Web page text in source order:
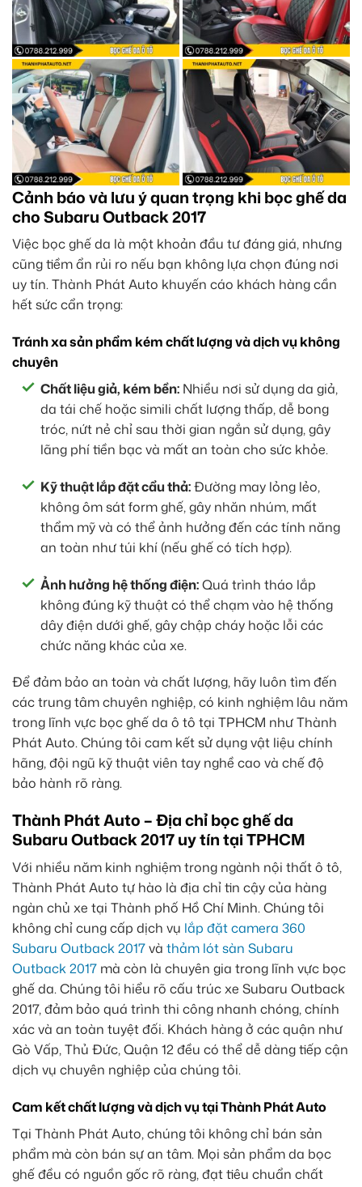
Cảnh báo và lưu ý quan trọng khi bọc ghế da
cho Subaru Outback 2017
Việc bọc ghế da là một khoản đầu tư đáng giá, nhưng
cũng tiềm ẩn rủi ro nếu bạn không lựa chọn đúng nơi
uy tín. Thành Phát Auto khuyến cáo khách hàng cần
hết sức cẩn trọng:
Tránh xa sản phẩm kém chất lượng và dịch vụ không
chuyên
Chất liệu giả, kém bền: Nhiều nơi sử dụng da giả,
da tái chế hoặc simili chất lượng thấp, dễ bong
tróc, nứt nẻ chỉ sau thời gian ngắn sử dụng, gây
lãng phí tiền bạc và mất an toàn cho sức khỏe.
Kỹ thuật lắp đặt cẩu thả:Đường may lỏng lẻo,
không ôm sát form ghế, gây nhăn nhúm, mất
thẩm mỹ và có thể ảnh hưởng đến các tính năng
an toàn như túi khí (nếu ghế có tích hợp).
Ảnh hưởng hệ thống điện:Quá trình tháo lắp
không đúng kỹ thuật có thể chạm vào hệ thống
dây điện dưới ghế, gây chập cháy hoặc lỗi các
chức năng khác của xe.
Để đảm bảo an toàn và chất lượng, hãy luôn tìm đến
các trung tâm chuyên nghiệp, có kinh nghiệm lâu năm
trong lĩnh vực bọc ghế da ô tô tại TPHCM như Thành
Phát Auto. Chúng tôi cam kết sử dụng vật liệu chính
hãng, đội ngũ kỹ thuật viên tay nghề cao và chế độ
bảo hành rõ ràng.
Thành Phát Auto – Địa chỉ bọc ghế da
Subaru Outback 2017 uy tín tại TPHCM
Với nhiều năm kinh nghiệm trong ngành nội thất ô tô,
Thành Phát Auto tự hào là địa chỉ tin cậy của hàng
ngàn chủ xe tại Thành phố Hồ Chí Minh. Chúng tôi
không chỉ cung cấp dịch vụ lắp đặt camera 360
Subaru Outback 2017và thảm lót sàn Subaru
Outback 2017 mà còn là chuyên gia trong lĩnh vực bọc
ghế da. Chúng tôi hiểu rõ cấu trúc xe Subaru Outback
2017, đảm bảo quá trình thi công nhanh chóng, chính
xác và an toàn tuyệt đối. Khách hàng ở các quận như
Gò Vấp, Thủ Đức, Quận 12 đều có thể dễ dàng tiếp cận
dịch vụ chuyên nghiệp của chúng tôi.
Cam kết chất lượng và dịch vụ tại Thành Phát Auto
Tại Thành Phát Auto, chúng tôi không chỉ bán sản
phẩm mà còn bán sự an tâm. Mọi sản phẩm da bọc
ghế đều có nguồn gốc rõ ràng, đạt tiêu chuẩn chất